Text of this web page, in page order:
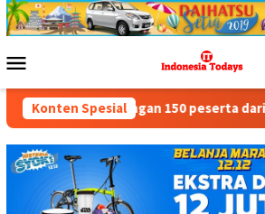
Loncat
ke
Mobile
Konten Spesial
dengan 150 peserta dari mancanegara